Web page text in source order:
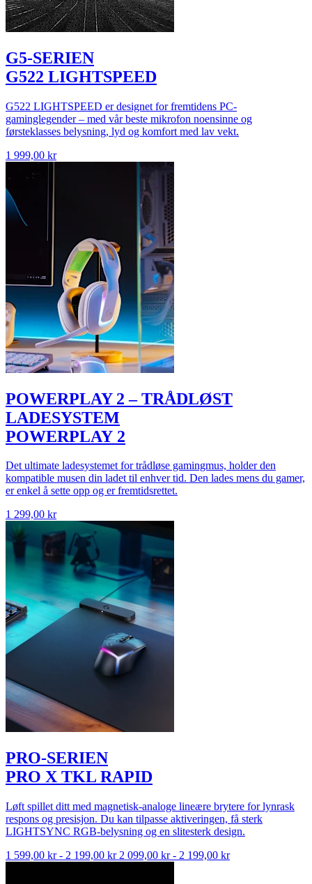
G5-SERIEN
G522 LIGHTSPEED
G522 LIGHTSPEED er designet for fremtidens PC-
gaminglegender – med vår beste mikrofon noensinne og
førsteklasses belysning, lyd og komfort med lav vekt.
1 999,00 kr
POWERPLAY 2 – TRÅDLØST
LADESYSTEM
POWERPLAY 2
Det ultimate ladesystemet for trådløse gamingmus, holder den
kompatible musen din ladet til enhver tid. Den lades mens du gamer,
er enkel å sette opp og er fremtidsrettet.
1 299,00 kr
PRO-SERIEN
PRO X TKL RAPID
Løft spillet ditt med magnetisk-analoge lineære brytere for lynrask
respons og presisjon. Du kan tilpasse aktiveringen, få sterk
LIGHTSYNC RGB-belysning og en slitesterk design.
1 599,00 kr- 2 199,00 kr 2 099,00 kr- 2 199,00 kr